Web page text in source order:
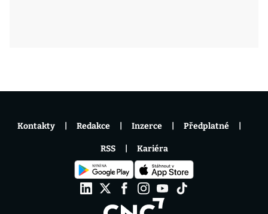
Kontakty Redakce Inzerce Předplatné
RSS Kariéra